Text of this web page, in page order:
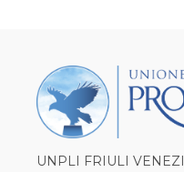
UNPLI FRIULI